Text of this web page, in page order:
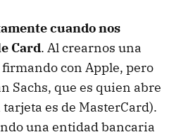
cuando nos
Card. Al crearnos una
con Apple, pero
Sachs, que es quien abre
es de MasterCard).
una entidad bancaria